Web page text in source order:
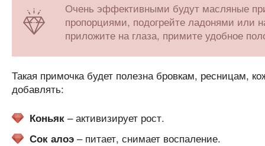
Очень эффективными будут масляные
пропорциями, подогрейте ладонями или
приложите на глаза, примите удобное
Такая примочка будет полезна бровкам, ресницам,
добавлять:
Коньяк– активизирует рост.
Сок алоэ– питает, снимает воспаление.